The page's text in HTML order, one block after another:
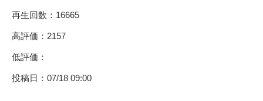
再生回数：16665
高評価：2157
低評価：
投稿日：07/18 09:00